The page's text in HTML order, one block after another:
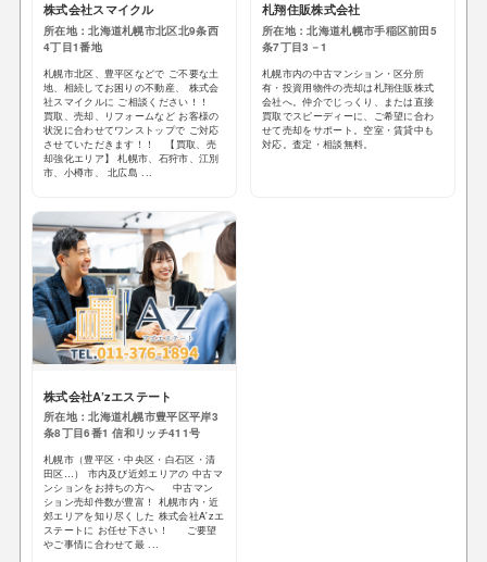
株式会社スマイクル
所在地：北海道札幌市北区北9条西
4丁目1番地
札幌市北区、豊平区などで ご不要な土
地、相続してお困りの不動産、 株式会
社スマイクルに ご相談ください！！
買取、売却、リフォームなど お客様の
状況に合わせてワンストップで ご対応
させていただきます！！ 【買取、売
却強化エリア】 札幌市、石狩市、江別
市、小樽市、 北広島 ...
札翔住販株式会社
所在地：北海道札幌市手稲区前田5
条7丁目3－1
札幌市内の中古マンション・区分所
有・投資用物件の売却は札翔住販株式
会社へ。仲介でじっくり、または直接
買取でスピーディーに、ご希望に合わ
せて売却をサポート。空室・賃貸中も
対応。査定・相談無料。
株式会社A’zエステート
所在地：北海道札幌市豊平区平岸3
条8丁目6番1 信和リッチ411号
札幌市（豊平区・中央区・白石区・清
田区…） 市内及び近郊エリアの 中古マ
ンションをお持ちの方へ 中古マン
ション売却件数が豊富！ 札幌市内・近
郊エリアを知り尽くした 株式会社A'zエ
ステートに お任せ下さい！ ご要望
やご事情に合わせて最 ...